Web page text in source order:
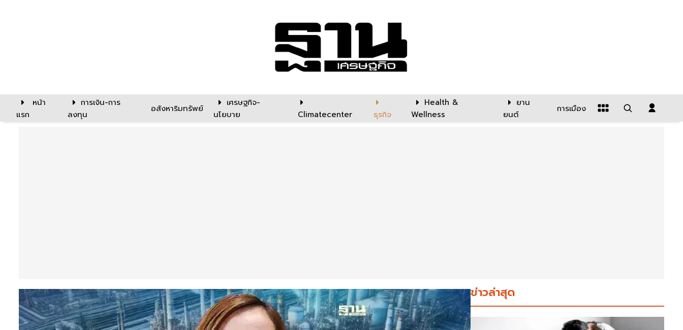
หน้า
แรก
การเงิน-การ
ลงทุน
อสังหาริมทรัพย์
เศรษฐกิจ-
นโยบาย
Climatecenter ธุรกิจ
Health &
Wellness
ยาน
ยนต์
การเมือง
ข่าวล่าสุด